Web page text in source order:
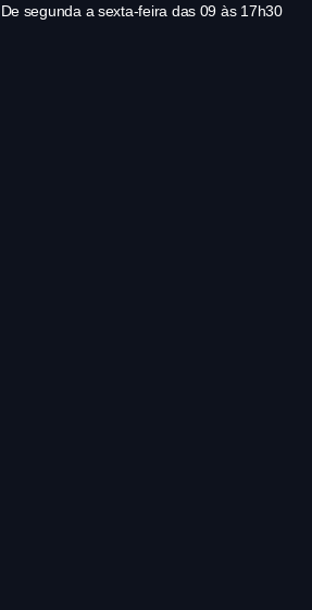
segunda a sexta-feira das 09 às 17h30